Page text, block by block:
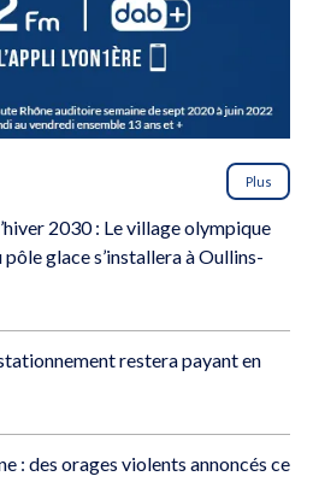
Plus
2030 : Le village olympique
glace s’installera à Oullins-
restera payant en
: des orages violents annoncés ce